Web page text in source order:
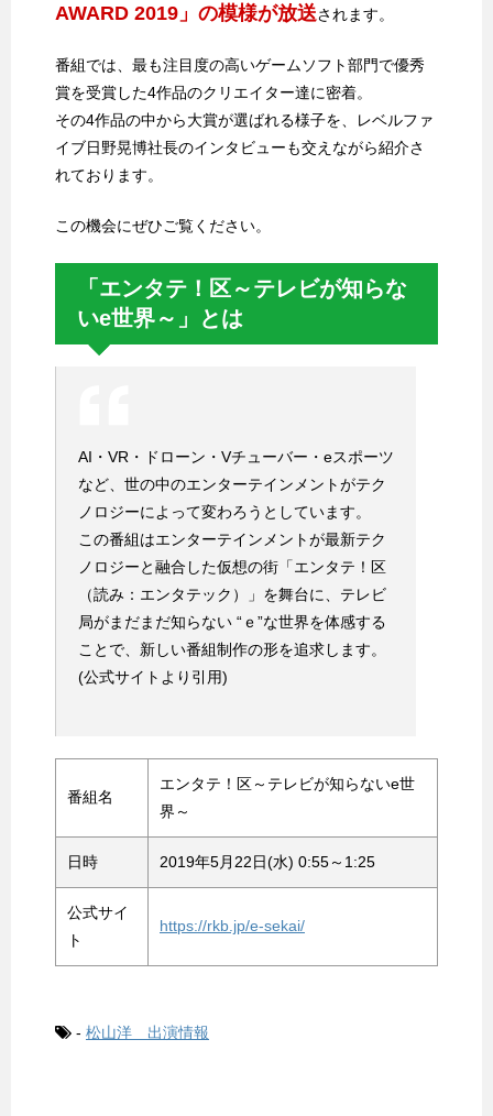
AWARD 2019」の模様が放送されます。
番組では、最も注目度の高いゲームソフト部門で優秀
賞を受賞した4作品のクリエイター達に密着。
その4作品の中から大賞が選ばれる様子を、レベルファ
イブ日野晃博社長のインタビューも交えながら紹介さ
れております。
この機会にぜひご覧ください。
「エンタテ！区～テレビが知らな
いe世界～」とは
AI・VR・ドローン・Vチューバー・eスポーツ
など、世の中のエンターテインメントがテク
ノロジーによって変わろうとしています。
この番組はエンターテインメントが最新テク
ノロジーと融合した仮想の街「エンタテ！区
（読み：エンタテック）」を舞台に、テレビ
局がまだまだ知らない “ｅ”な世界を体感する
ことで、新しい番組制作の形を追求します。
(公式サイトより引用)
番組名
エンタテ！区～テレビが知らないe世
界～
日時 2019年5月22日(水) 0:55～1:25
公式サイ
ト
https://rkb.jp/e-sekai/
- 松山洋 出演情報